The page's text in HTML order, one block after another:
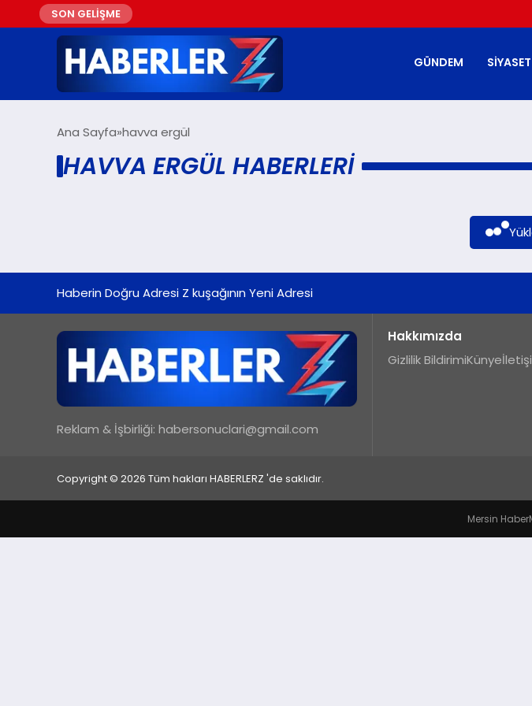
SON GELİŞME
GÜNDEM SIYASET
Ana Sayfa havva ergül
HAVVA ERGÜL HABERLERI
Haberin Doğru Adresi Z kuşağının Yeni Adresi
Reklam & İşbirliği: habersonuclari@gmail.com
Hakkımızda
Gizlilik BildirimiKünye
Copyright © 2026 Tüm hakları HABERLERZ 'de saklıdır.
Mersin Haber